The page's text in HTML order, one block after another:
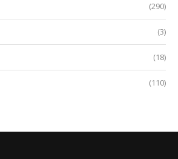
(290)
(3)
(18)
(110)